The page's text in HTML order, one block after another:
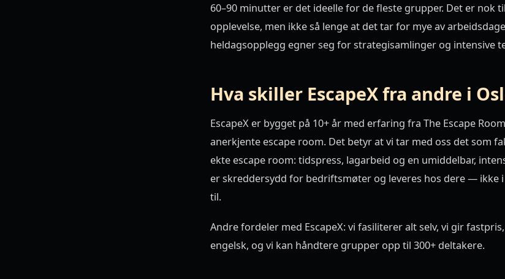
60–90 minutter er det ideelle for de fleste grupper. Det er nok
opplevelse, men ikke så lenge at det tar for mye av
heldagsopplegg egner seg for strategisamlinger og intensive
Hva skiller EscapeX fra andre i
EscapeX er bygget på 10+ år med erfaring fra The Escape
anerkjente escape room. Det betyr at vi tar med oss det som
ekte escape room: tidspress, lagarbeid og en umiddelbar,
er skreddersydd for bedriftsmøter og leveres hos dere — ikke
til.
Andre fordeler med EscapeX: vi fasiliterer alt selv, vi gir
engelsk, og vi kan håndtere grupper opp til 300+ deltakere.